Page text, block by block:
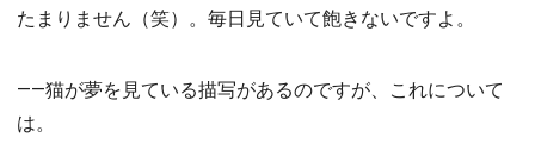
たまりません（笑）。毎日見ていて飽きないですよ。
――猫が夢を見ている描写があるのですが、これについて
は。